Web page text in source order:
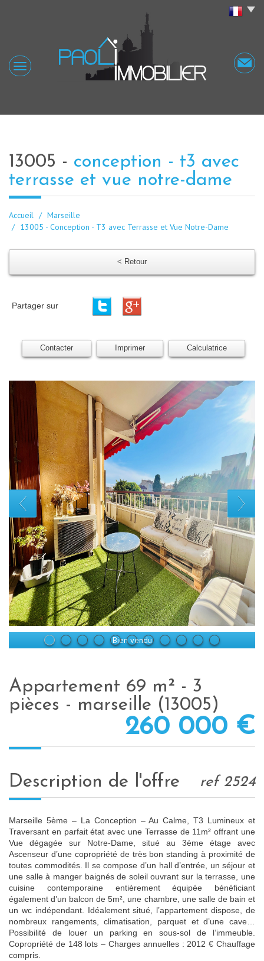
13005 - conception - t3 avec
terrasse et vue notre-dame
Accueil
Marseille
13005 - Conception - T3 avec Terrasse et Vue Notre-Dame
< Retour
Partager sur
Contacter Imprimer Calculatrice
Bien vendu
appartement 69 m² - 3
pièces - marseille (13005)
260 000 €
description de l'offre ref 2524
Marseille 5ème – La Conception – Au Calme, T3 Lumineux et
Traversant en parfait état avec une Terrasse de 11m² offrant une
Vue dégagée sur Notre-Dame, situé au 3ème étage avec
Ascenseur d’une copropriété de très bon standing à proximité de
toutes commodités. Il se compose d’un hall d’entrée, un séjour et
une salle à manger baignés de soleil ouvrant sur la terrasse, une
cuisine contemporaine entièrement équipée bénéficiant
également d’un balcon de 5m², une chambre, une salle de bain et
un wc indépendant. Idéalement situé, l’appartement dispose, de
nombreux rangements, climatisation, parquet et d’une cave…
Possibilité de louer un parking en sous-sol de l’immeuble.
Copropriété de 148 lots – Charges annuelles : 2012 € Chauffage
compris.